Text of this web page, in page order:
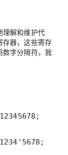
理解和维护代
存器，这些寄存
数字分隔符，我